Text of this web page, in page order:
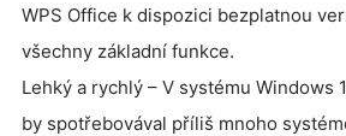
WPS Office k dispozici bezplatnou
všechny základní funkce.
Lehký a rychlý – V systému Windows
by spotřebovával příliš mnoho